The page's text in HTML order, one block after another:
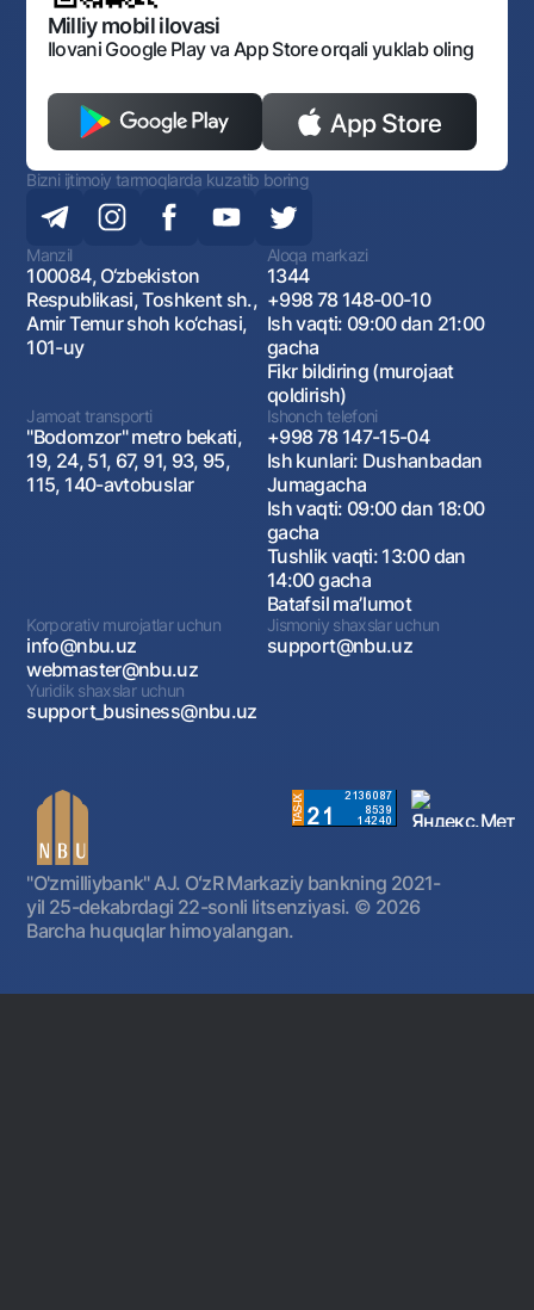
Milliy mobil ilovasi
Ilovani Google Play va App Store orqali yuklab oling
Bizni ijtimoiy tarmoqlarda kuzatib boring
Manzil
100084, O‘zbekiston
Respublikasi, Toshkent sh.,
Amir Temur shoh ko‘chasi,
101-uy
Aloqa markazi
1344
+998 78 148-00-10
Ish vaqti: 09:00 dan 21:00
gacha
Fikr bildiring (murojaat
qoldirish)
Jamoat transporti
"Bodomzor" metro bekati,
19, 24, 51, 67, 91, 93, 95,
115, 140-avtobuslar
Ishonch telefoni
+998 78 147-15-04
Ish kunlari: Dushanbadan
Jumagacha
Ish vaqti: 09:00 dan 18:00
gacha
Tushlik vaqti: 13:00 dan
14:00 gacha
Batafsil maʼlumot
Korporativ murojatlar uchun
info@nbu.uz
webmaster@nbu.uz
Jismoniy shaxslar uchun
support@nbu.uz
Yuridik shaxslar uchun
support_business@nbu.uz
"O'zmilliybank" AJ. OʻzR Markaziy bankning 2021-
yil 25-dekabrdagi 22-sonli litsenziyasi. © 2026
Barcha huquqlar himoyalangan.